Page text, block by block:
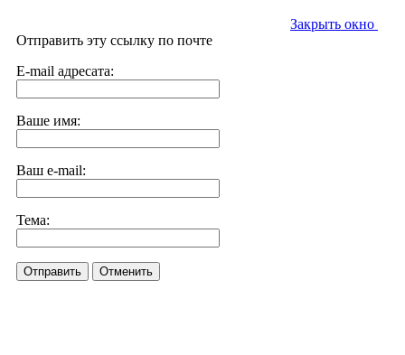
Закрыть окно
Отправить эту ссылку по почте
E-mail адресата:
Ваше имя:
Ваш e-mail:
Тема:
Отправить Отменить